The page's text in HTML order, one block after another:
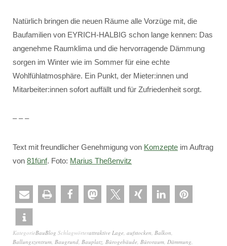
Natürlich bringen die neuen Räume alle Vorzüge mit, die
Baufamilien von EYRICH-HALBIG schon lange kennen: Das
angenehme Raumklima und die hervorragende Dämmung
sorgen im Winter wie im Sommer für eine echte
Wohlfühlatmosphäre. Ein Punkt, der Mieter:innen und
Mitarbeiter:innen sofort auffällt und für Zufriedenheit sorgt.
– – –
Text mit freundlicher Genehmigung von Komzepte im Auftrag
von 81fünf. Foto: Marius Theßenvitz
KategorieBauBlog Schlagwörterattraktive Lage, aufstocken, Balkon,
Ballungszentrum, Baugrund, Bauplatz, Bürogebäude, Büroraum, Dämmung,